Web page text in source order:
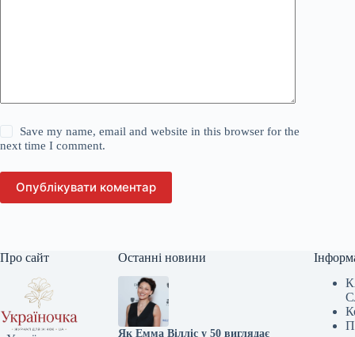
Save my name, email and website in this browser for the
next time I comment.
Опублікувати коментар
Про сайт Останні новини
Як Емма Вілліс у 50 виглядає